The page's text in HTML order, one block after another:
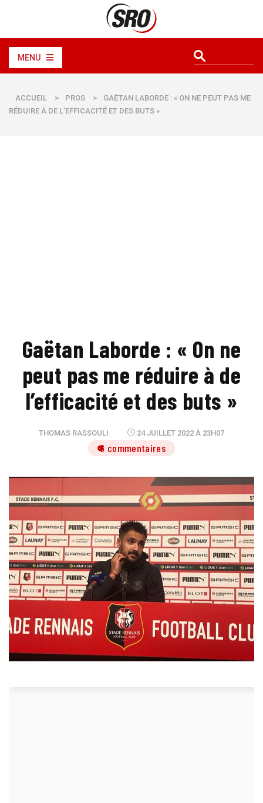
MENU
ACCUEIL > PROS >
GAËTAN LABORDE : « ON NE PEUT PAS ME
RÉDUIRE À DE L’EFFICACITÉ ET DES BUTS »
Gaëtan Laborde : « On ne
peut pas me réduire à de
l’efficacité et des buts »
THOMAS RASSOULI 24 JUILLET 2022 À 23H07
6 commentaires